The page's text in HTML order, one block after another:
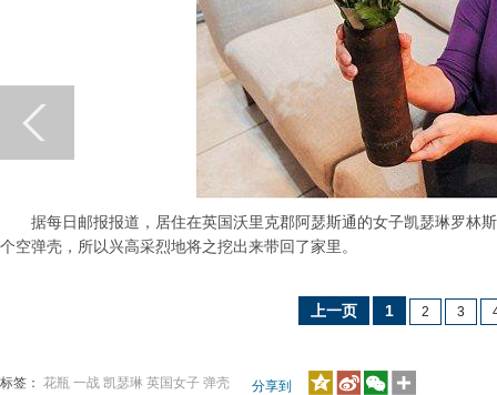
据每日邮报报道，居住在英国沃里克郡阿瑟斯通的女子凯瑟琳罗林
个空弹壳，所以兴高采烈地将之挖出来带回了家里。
上一页 1 2 3
标签： 花瓶 一战 凯瑟琳 英国女子 弹壳 分享到